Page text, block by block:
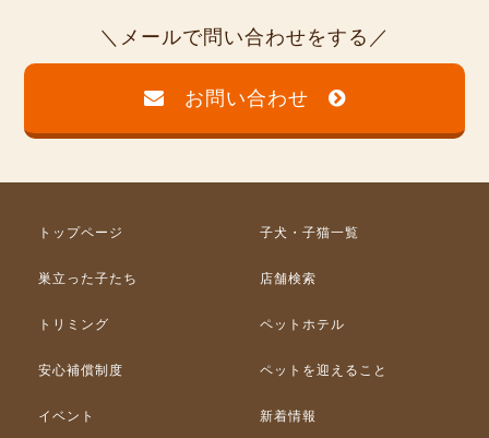
メールで問い合わせをする
お問い合わせ
トップページ 子犬・子猫一覧
巣立った子たち 店舗検索
トリミング ペットホテル
安心補償制度 ペットを迎えること
イベント 新着情報